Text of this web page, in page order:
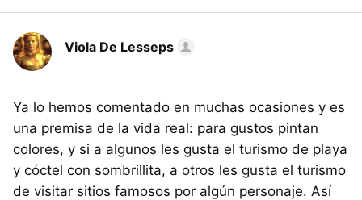
Viola De Lesseps
Ya lo hemos comentado en muchas ocasiones y es
una premisa de la vida real: para gustos pintan
colores, y si a algunos les gusta el turismo de playa
y cóctel con sombrillita, a otros les gusta el turismo
de visitar sitios famosos por algún personaje. Así